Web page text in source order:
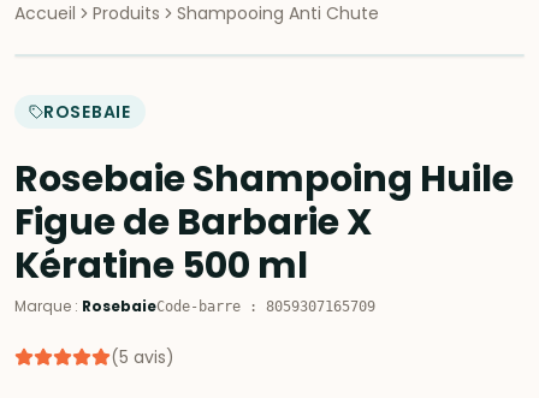
Accueil Produits Shampooing Anti Chute
ROSEBAIE
Rosebaie Shampoing Huile
Figue de Barbarie X
Kératine 500 ml
Marque : RosebaieCode-barre : 8059307165709
(5 avis)